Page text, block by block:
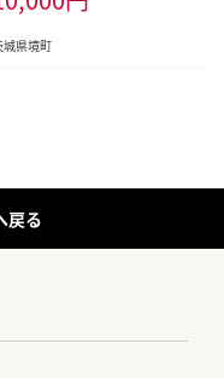
産 S6
城県境町
戻る